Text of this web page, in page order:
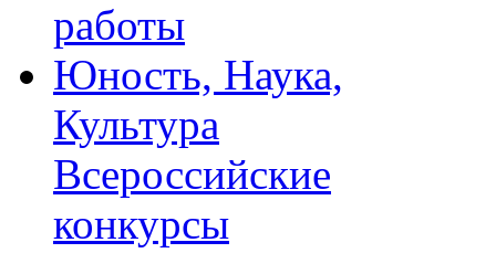
работы
Юность, Наука,
Культура
Всероссийские
конкурсы